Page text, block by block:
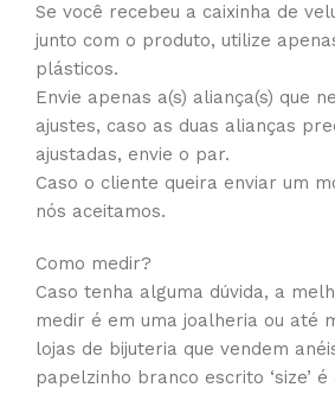
Se você recebeu a caixinha de
junto com o produto, utilize
plásticos.
Envie apenas a(s) aliança(s) que
ajustes, caso as duas alianças
ajustadas, envie o par.
Caso o cliente queira enviar um
nós aceitamos.
Como medir?
Caso tenha alguma dúvida, a
medir é em uma joalheria ou até
lojas de bijuteria que vendem
papelzinho branco escrito ‘size’